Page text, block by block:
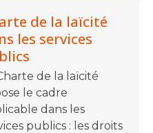
de la laïcité
les services
de la laïcité
le cadre
dans les
publics : les droits